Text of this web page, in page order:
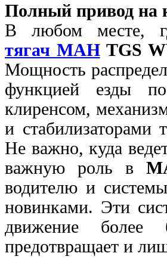
Полный привод на
В любом месте,
тягач МАНTGS
Мощность
функцией езды
клиренсом,
и стабилизаторами
Не важно, куда
важную роль в
водителю и
новинками. Эти
движение более
предотвращает и